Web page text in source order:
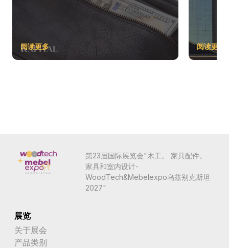
阅读更多 阅读更多
第23届国际展览会"木工。 家具配件。
家具和室内设计-
WoodTech&Mebelexpo乌兹别克斯坦
2027"
展览
关于展会
产品类别